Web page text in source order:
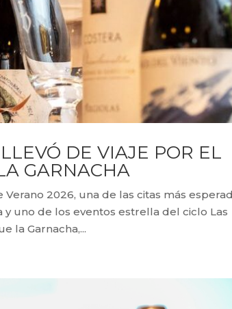
DE VIAJE POR EL
GARNACHA
2026, una de las citas más
uno de los eventos estrella del ciclo Las
la Garnacha,...